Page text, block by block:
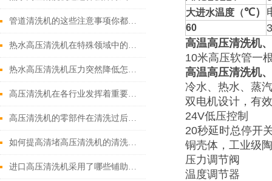
管道清洗机的这些注意事项你都落实到位了吗
热水高压清洗机在特殊领域中的应用
热水高压清洗机压力突然降低怎么回事
高压清洗机在各行业发挥着重要的作用
高压清洗机的零部件在清洗过后还需要注意什么
如何提高清堵高压清洗机的清洗效果？
进口高压清洗机采用了哪些铺助系统
大进水温度（℃）
60
高温高压清洗机
10米高压软管一
高温高压清洗机
冷水、热水、蒸
双电机设计，有
24V低压控制
20秒延时总停开
铜壳体，工业级
压力调节阀
温度调节器